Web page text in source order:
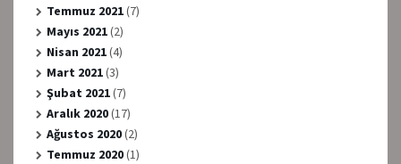
Temmuz 2021(7)
Mayıs 2021(2)
Nisan 2021(4)
Mart 2021(3)
Şubat 2021(7)
Aralık 2020(17)
Ağustos 2020(2)
Temmuz 2020(1)